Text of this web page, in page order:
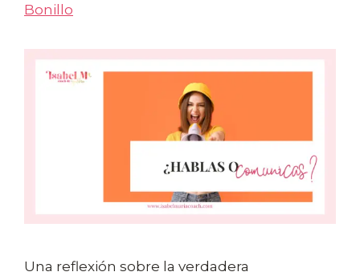
Bonillo
Una reflexión sobre la verdadera